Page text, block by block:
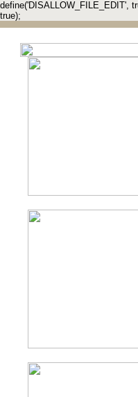
define('DISALLOW_FILE_EDIT',
true);